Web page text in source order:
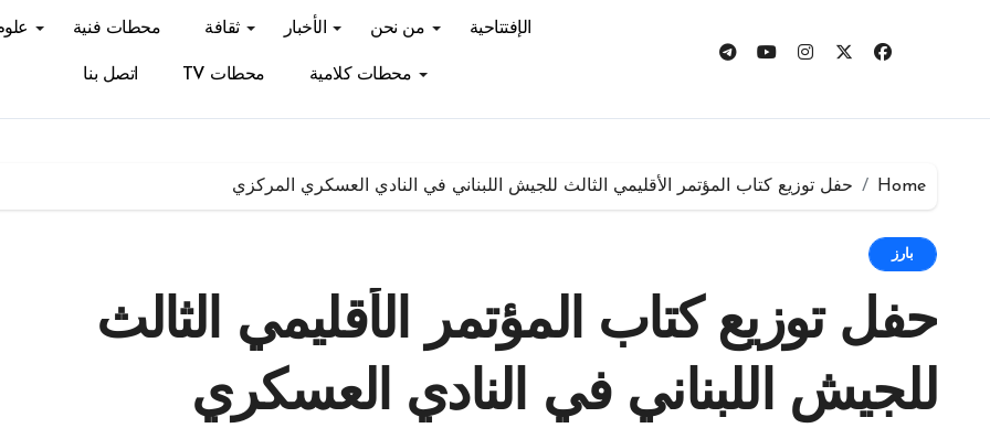
الإفتتاحية من نحن الأخبار ثقافة محطات فنية
محطات كلامية محطات TV اتصل بنا
Home حفل توزيع كتاب المؤتمر الأقليمي الثالث للجيش اللبناني في النادي العسكري المركزي
بارز
حفل توزيع كتاب المؤتمر الأقليمي الثالث
للجيش اللبناني في النادي العسكري